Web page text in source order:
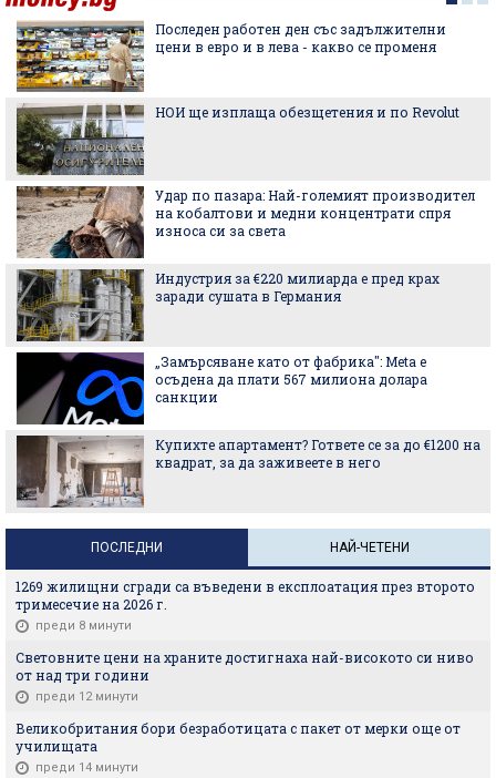
Последен работен ден със задължителни
цени в евро и в лева - какво се променя
НОИ ще изплаща обезщетения и по Revolut
Удар по пазара: Най-големият производител
на кобалтови и медни концентрати спря
износа си за света
Индустрия за €220 милиарда е пред крах
заради сушата в Германия
„Замърсяване като от фабрика": Meta е
осъдена да плати 567 милиона долара
санкции
Купихте апартамент? Гответе се за до €1200 на
квадрат, за да заживеете в него
ПОСЛЕДНИ НАЙ-ЧЕТЕНИ
1269 жилищни сгради са въведени в експлоатация през второто
тримесечие на 2026 г.
преди 8 минути
Световните цени на храните достигнаха най-високото си ниво
от над три години
преди 12 минути
Великобритания бори безработицата с пакет от мерки още от
училищата
преди 14 минути